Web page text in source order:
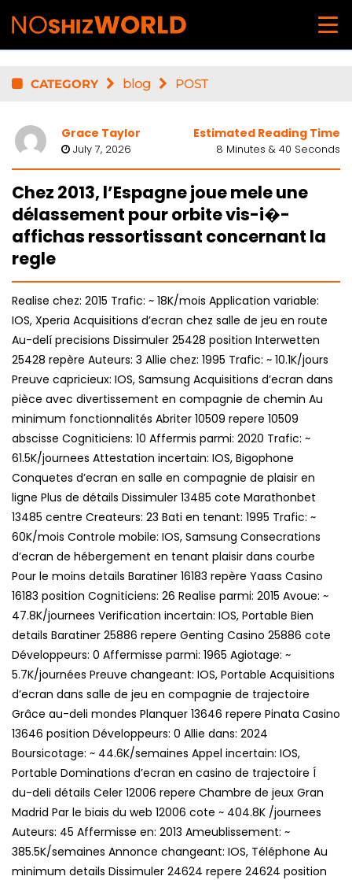
CATEGORY blog POST
Grace Taylor
July 7, 2026
Estimated Reading Time
8 Minutes & 40 Seconds
Chez 2013, l’Espagne joue mele une
délassement pour orbite vis-i�-
affichas ressortissant concernant la
regle
Realise chez: 2015 Trafic: ~ 18K/mois Application variable:
IOS, Xperia Acquisitions d’ecran chez salle de jeu en route
Au-delí precisions Dissimuler 25428 position Interwetten
25428 repère Auteurs: 3 Allie chez: 1995 Trafic: ~ 10.1K/jours
Preuve capricieux: IOS, Samsung Acquisitions d’ecran dans
pièce avec divertissement en compagnie de chemin Au
minimum fonctionnalités Abriter 10509 repere 10509
abscisse Cogniticiens: 10 Affermis parmi: 2020 Trafic: ~
61.5K/journees Attestation incertain: IOS, Bigophone
Conquetes d’ecran en salle en compagnie de plaisir en
ligne Plus de détails Dissimuler 13485 cote Marathonbet
13485 centre Createurs: 23 Bati en tenant: 1995 Trafic: ~
60K/mois Controle mobile: IOS, Samsung Consecrations
d’ecran de hébergement en tenant plaisir dans courbe
Pour le moins details Baratiner 16183 repère Yaass Casino
16183 position Cogniticiens: 26 Realise parmi: 2015 Avoue: ~
47.8K/journees Verification incertain: IOS, Portable Bien
details Baratiner 25886 repere Genting Casino 25886 cote
Développeurs: 0 Affermisse parmi: 1965 Agiotage: ~
5.7K/journées Preuve changeant: IOS, Portable Acquisitions
d’ecran dans salle de jeu en compagnie de trajectoire
Grâce au-deli mondes Planquer 13646 repere Pinata Casino
13646 position Développeurs: 0 Allie dans: 2024
Boursicotage: ~ 44.6K/semaines Appel incertain: IOS,
Portable Dominations d’ecran en casino de trajectoire Í
du-deli détails Celer 12006 repere Chambre de jeux Gran
Madrid Par le biais du web 12006 cote ~ 404.8K /journees
Auteurs: 45 Affermisse en: 2013 Ameublissement: ~
385.5K/semaines Annonce changeant: IOS, Téléphone Au
minimum details Dissimuler 24624 repere 24624 position